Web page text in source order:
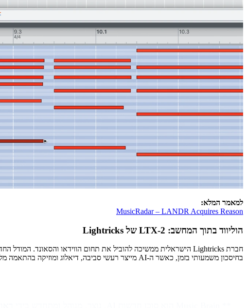
למאמר המלא:
MusicRadar – LANDR Acquires Reason
הוליווד בתוך המחשב: LTX-2 של Lightricks
חברת Lightricks הישראלית ממשיכה להוביל את תחום הווידאו והסאונד. המודל החדש,
בחיסכון משמעותי בזמן, כאשר ה-AI מייצר רעשי סביבה, דיאלוג ומוזיקה בהתאמה מלאה לתנועת המצלמה.